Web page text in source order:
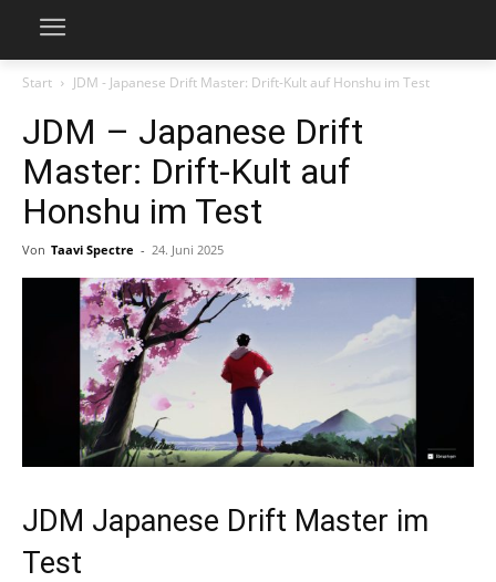
Start JDM - Japanese Drift Master: Drift-Kult auf Honshu im Test
JDM – Japanese Drift
Master: Drift-Kult auf
Honshu im Test
Von Taavi Spectre - 24. Juni 2025
JDM Japanese Drift Master im
Test